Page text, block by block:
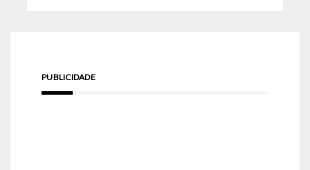
PUBLICIDADE